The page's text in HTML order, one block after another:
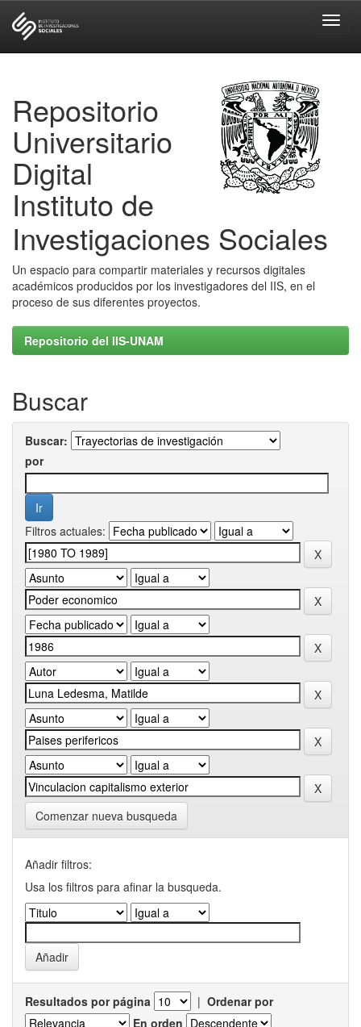
Repositorio
Universitario
Digital
Instituto de
Investigaciones Sociales
Un espacio para compartir materiales y recursos digitales
académicos producidos por los investigadores del IIS, en el
proceso de sus diferentes proyectos.
Repositorio del IIS-UNAM
Buscar
Buscar:
por
Filtros actuales:
Comenzar nueva busqueda
Añadir filtros:
Usa los filtros para afinar la busqueda.
Resultados por página | Ordenar por
En orden